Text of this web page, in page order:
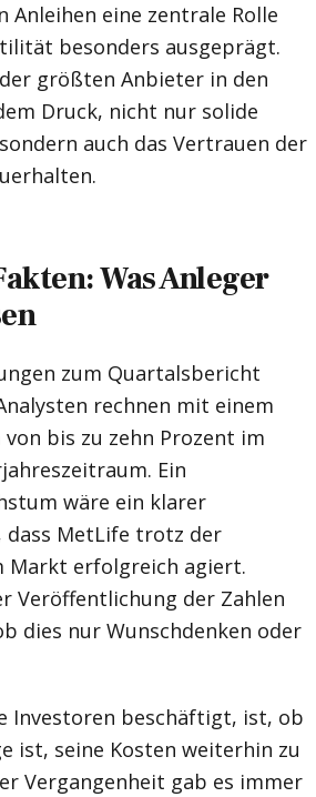
Anleihen eine zentrale Rolle
besonders ausgeprägt.
größten Anbieter in den
Druck, nicht nur solide
auch das Vertrauen der
Was Anleger
zum Quartalsbericht
rechnen mit einem
bis zu zehn Prozent im
Ein
wäre ein klarer
dass MetLife trotz der
Markt erfolgreich agiert.
Veröffentlichung der Zahlen
dies nur Wunschdenken oder
Investoren beschäftigt, ist, ob
ist, seine Kosten weiterhin zu
Vergangenheit gab es immer